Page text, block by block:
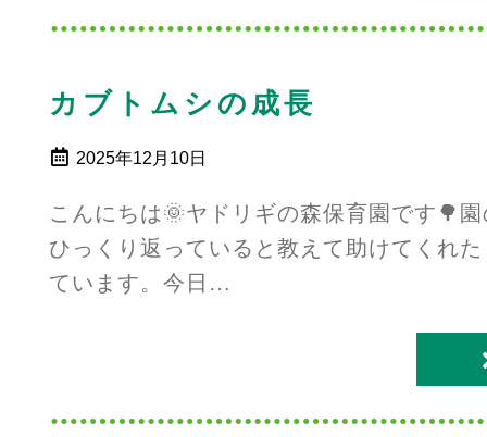
カブトムシの成長
2025年12月10日
こんにちは🌞ヤドリギの森保育園です🌳
ひっくり返っていると教えて助けてくれ
ています。今日…